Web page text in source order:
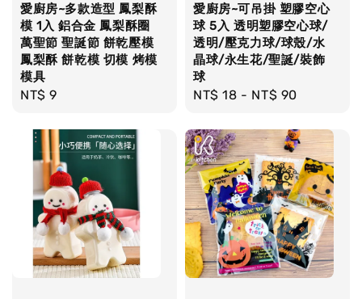
愛廚房~多款造型 鳳梨酥
模 1入 鋁合金 鳳梨酥圈
萬聖節 聖誕節 餅乾壓模
鳳梨酥 餅乾模 切模 烤模
模具
Regular
NT$ 9
愛廚房~可吊掛 塑膠空心
球 5入 透明塑膠空心球/
透明/壓克力球/球殼/水
晶球/永生花/聖誕/裝飾
球
Regular
NT$ 18 - NT$ 90